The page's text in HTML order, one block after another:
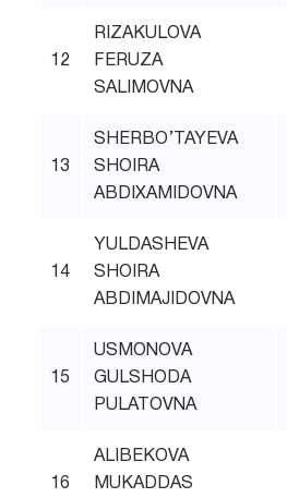
12
RIZAKULOVA
FERUZA
SALIMOVNA
13
SHERBO’TAYEVA
SHOIRA
ABDIXAMIDOVNA
14
YULDASHEVA
SHOIRA
ABDIMAJIDOVNA
15
USMONOVA
GULSHODA
PULATOVNA
16
ALIBEKOVA
MUKADDAS